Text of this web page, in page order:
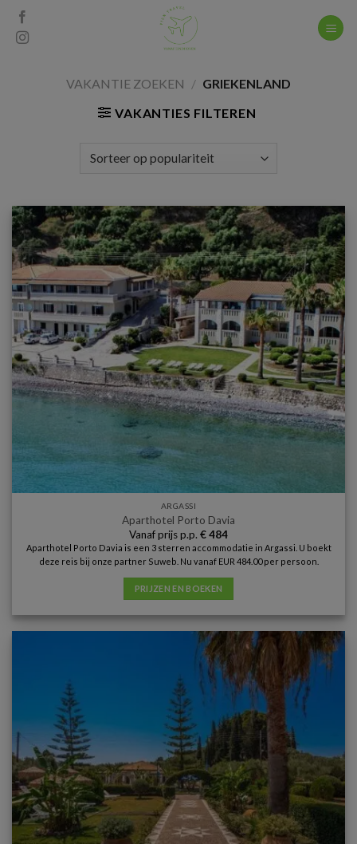
Skip
content
VAKANTIE ZOEKEN / GRIEKENLAND
VAKANTIES FILTEREN
ARGASSI
Aparthotel Porto Davia
Vanaf prijs p.p. €484
Aparthotel Porto Davia is een 3 sterren accommodatie in Argassi. U boekt
deze reis bij onze partner Suweb. Nu vanaf EUR 484.00 per persoon.
PRIJZEN EN BOEKEN